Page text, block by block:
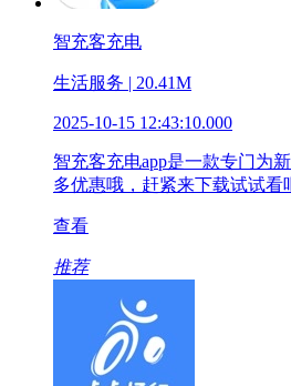
智充客充电
生活服务 | 20.41M
2025-10-15 12:43:10.000
智充客充电app是一款专门为
多优惠哦，赶紧来下载试试看
查看
推荐